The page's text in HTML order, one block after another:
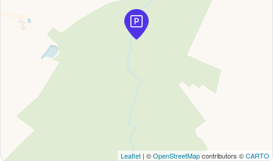
Leaflet | ©OpenStreetMapcontributors ©CARTO